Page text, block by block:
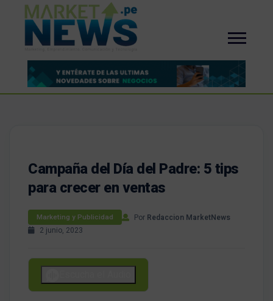
Campaña del Día del Padre: 5 tips
para crecer en ventas
Marketing y Publicidad Por Redaccion MarketNews
2 junio, 2023